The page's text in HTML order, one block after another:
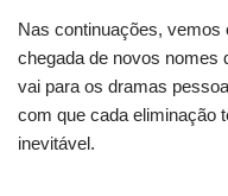
Nas continuações, vemos
chegada de novos nomes
vai para os dramas
com que cada eliminação
inevitável.